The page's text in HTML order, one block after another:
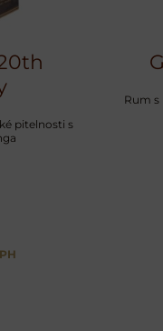
pitelnosti s
Rum s